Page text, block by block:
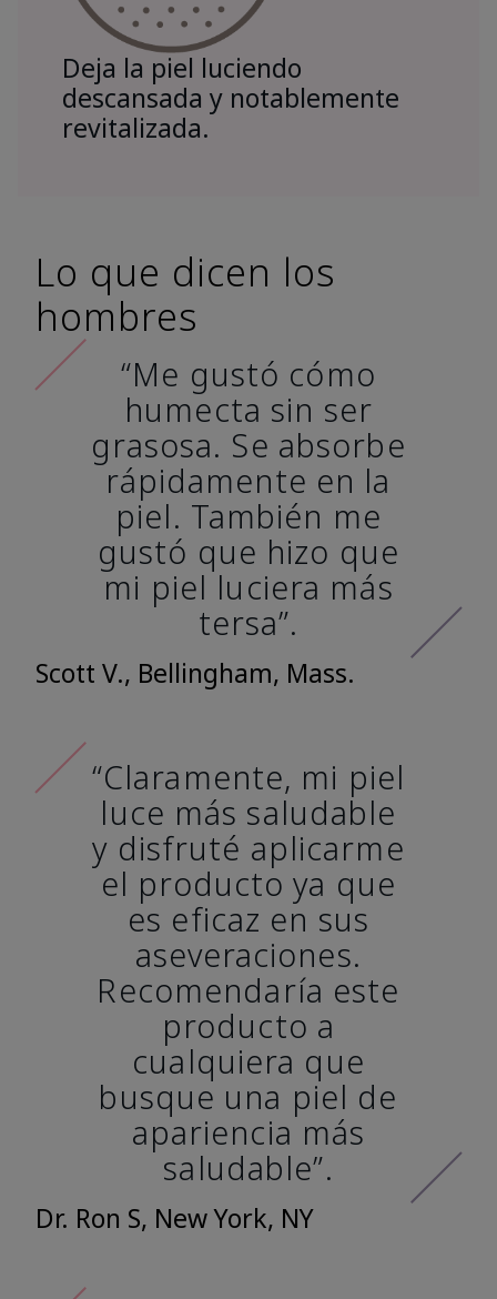
Deja la piel luciendo
descansada y notablemente
revitalizada.
Lo que dicen los
hombres
“Me gustó cómo
humecta sin ser
grasosa. Se absorbe
rápidamente en la
piel. También me
gustó que hizo que
mi piel luciera más
tersa”.
Scott V., Bellingham, Mass.
“Claramente, mi piel
luce más saludable
y disfruté aplicarme
el producto ya que
es eficaz en sus
aseveraciones.
Recomendaría este
producto a
cualquiera que
busque una piel de
apariencia más
saludable”.
Dr. Ron S, New York, NY